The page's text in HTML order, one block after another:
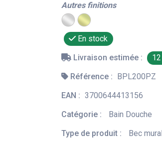
Autres finitions
En stock
Livraison estimée :
Référence :
BPL200PZ
EAN : 3700644413156
Catégorie :
Bain Douche
Type de produit :
Bec mural